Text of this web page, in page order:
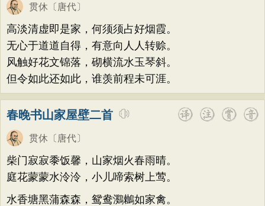
贯休 〔唐代〕
高淡清虚即是家，何须须占好烟霞。
无心于道道自得，有意向人人转赊。
风触好花文锦落，砌横流水玉琴斜。
但令如此还如此，谁羡前程未可涯。
春晚书山家屋壁二首
贯休 〔唐代〕
柴门寂寂黍饭馨，山家烟火春雨晴。
庭花蒙蒙水泠泠，小儿啼索树上莺。
水香塘黑蒲森森，鸳鸯鸂鶒如家禽。